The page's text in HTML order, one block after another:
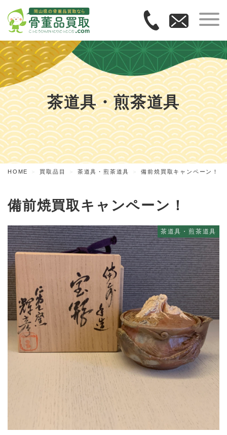
茶道具・煎茶道具
HOME 買取品目 茶道具・煎茶道具 備前焼買取キャンペーン！
備前焼買取キャンペーン！
茶道具・煎茶道具